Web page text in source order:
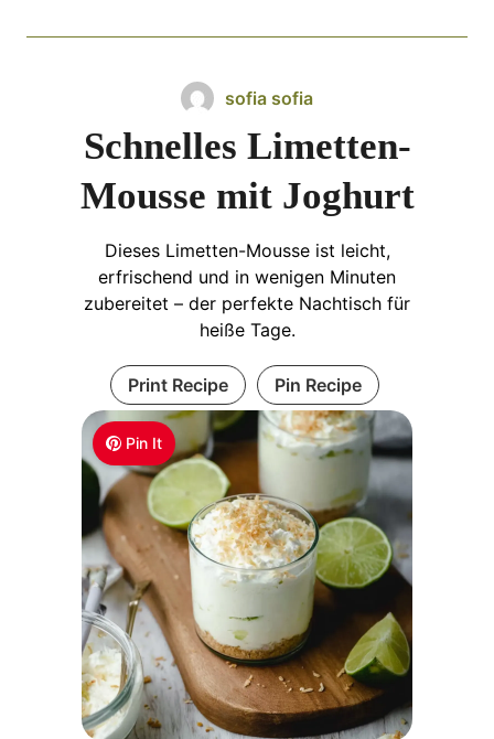
Pin It
sofia sofia
Schnelles Limetten-
Mousse mit Joghurt
Dieses Limetten-Mousse ist leicht,
erfrischend und in wenigen Minuten
zubereitet – der perfekte Nachtisch für
heiße Tage.
Print Recipe Pin Recipe